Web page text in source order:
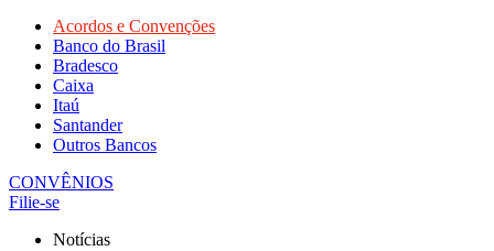
Acordos e Convenções
Banco do Brasil
Bradesco
Caixa
Itaú
Santander
Outros Bancos
CONVÊNIOS
Filie-se
Notícias